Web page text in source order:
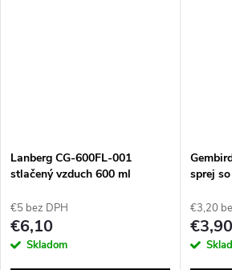
Lanberg CG-600FL-001
stlačený vzduch 600 ml
€5 bez DPH
€6,10
Skladom
sprej
€3,20
€3,90